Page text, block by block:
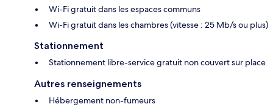
Wi-Fi gratuit dans les espaces communs
Wi-Fi gratuit dans les chambres (vitesse : 25 Mb/s ou plus)
Stationnement
Stationnement libre-service gratuit non couvert sur place
Autres renseignements
Hébergement non-fumeurs